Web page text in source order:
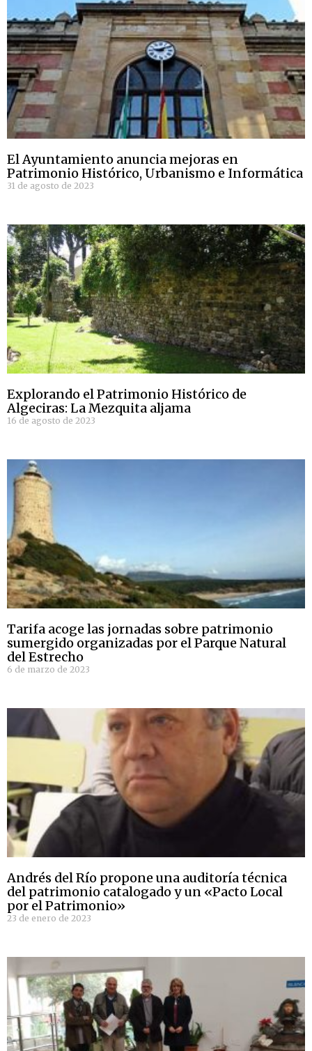
El Ayuntamiento anuncia mejoras en
Patrimonio Histórico, Urbanismo e Informática
31 de agosto de 2023
Explorando el Patrimonio Histórico de
Algeciras: La Mezquita aljama
16 de agosto de 2023
Tarifa acoge las jornadas sobre patrimonio
sumergido organizadas por el Parque Natural
del Estrecho
6 de marzo de 2023
Andrés del Río propone una auditoría técnica
del patrimonio catalogado y un «Pacto Local
por el Patrimonio»
23 de enero de 2023